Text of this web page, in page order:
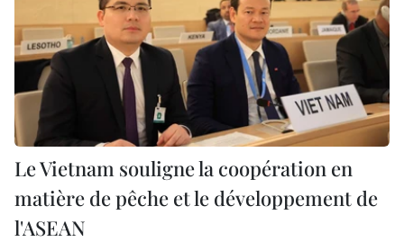
Le Vietnam souligne la coopération en
matière de pêche et le développement de
l'ASEAN